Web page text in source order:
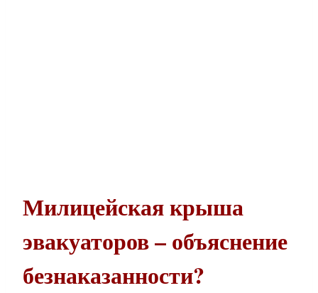
Милицейская крыша
эвакуаторов – объяснение
безнаказанности?